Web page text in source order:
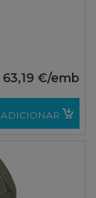
63,19 €/emb
ADICIONAR